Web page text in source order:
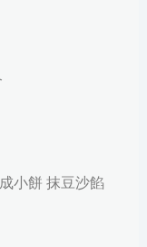
小餅 抹豆沙餡